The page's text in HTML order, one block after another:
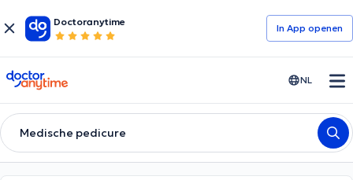
Doctoranytime
In App openen
doctoranytime NL
Medische pedicure